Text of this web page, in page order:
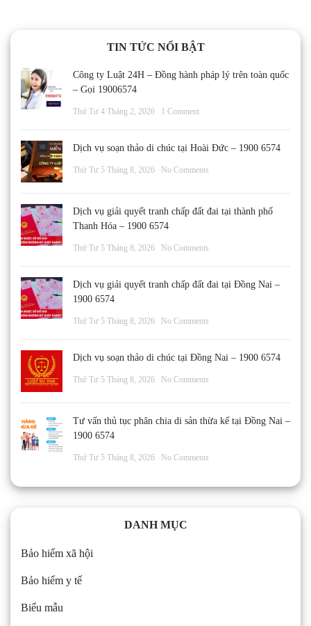
TIN TỨC NỔI BẬT
Công ty Luật 24H – Đồng hành pháp lý trên toàn quốc
– Gọi 19006574
Thứ Tư 4 Tháng 2, 2026 1 Comment
Dịch vụ soạn thảo di chúc tại Hoài Đức – 1900 6574
Thứ Tư 5 Tháng 8, 2026 No Comments
Dịch vụ giải quyết tranh chấp đất đai tại thành phố
Thanh Hóa – 1900 6574
Thứ Tư 5 Tháng 8, 2026 No Comments
Dịch vụ giải quyết tranh chấp đất đai tại Đồng Nai –
1900 6574
Thứ Tư 5 Tháng 8, 2026 No Comments
Dịch vụ soạn thảo di chúc tại Đồng Nai – 1900 6574
Thứ Tư 5 Tháng 8, 2026 No Comments
Tư vấn thủ tục phân chia di sản thừa kế tại Đồng Nai –
1900 6574
Thứ Tư 5 Tháng 8, 2026 No Comments
DANH MỤC
Bảo hiểm xã hội
Bảo hiểm y tế
Biểu mẫu